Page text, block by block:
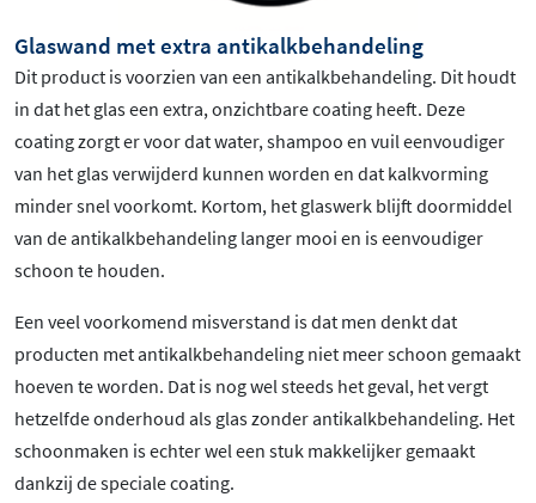
Glaswand met extra antikalkbehandeling
Dit product is voorzien van een antikalkbehandeling. Dit houdt
in dat het glas een extra, onzichtbare coating heeft. Deze
coating zorgt er voor dat water, shampoo en vuil eenvoudiger
van het glas verwijderd kunnen worden en dat kalkvorming
minder snel voorkomt. Kortom, het glaswerk blijft doormiddel
van de antikalkbehandeling langer mooi en is eenvoudiger
schoon te houden.
Een veel voorkomend misverstand is dat men denkt dat
producten met antikalkbehandeling niet meer schoon gemaakt
hoeven te worden. Dat is nog wel steeds het geval, het vergt
hetzelfde onderhoud als glas zonder antikalkbehandeling. Het
schoonmaken is echter wel een stuk makkelijker gemaakt
dankzij de speciale coating.